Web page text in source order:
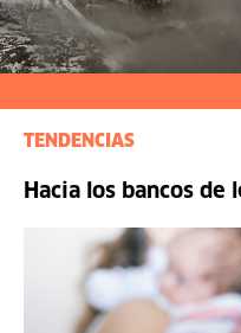
TENDENCIAS
Hacia los bancos de